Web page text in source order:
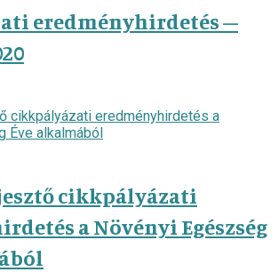
eredményhirdetés –
cikkpályázati
a Növényi Egészség